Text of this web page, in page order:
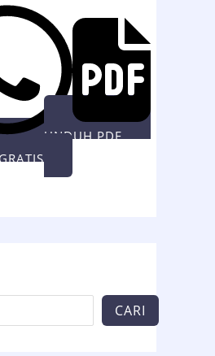
UNDUH PDF
CARI